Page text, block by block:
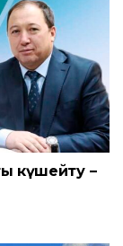
күшейту –